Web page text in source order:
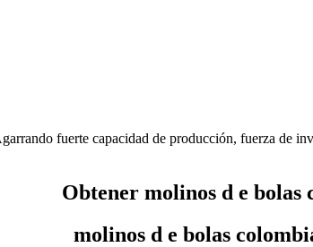
fuerte capacidad de producción, fuerza de
Obtener molinos d e bolas
molinos d e bolas